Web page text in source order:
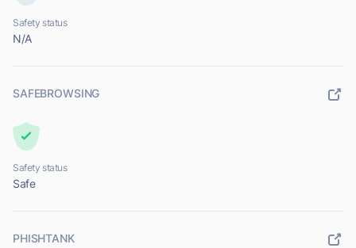
Safety status
N/A
SAFEBROWSING
Safety status
Safe
PHISHTANK